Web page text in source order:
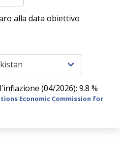
alla data obiettivo
(04/2026): 9.8 %
Economic Commission for